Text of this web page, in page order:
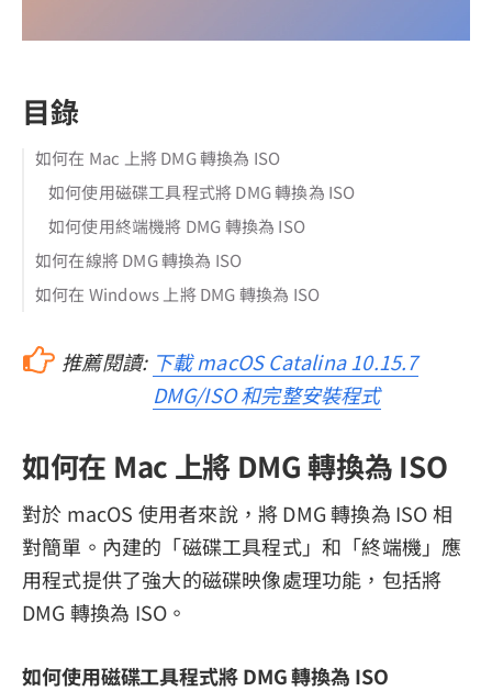
目錄
如何在 Mac 上將 DMG 轉換為 ISO
如何使用磁碟工具程式將 DMG 轉換為 ISO
如何使用終端機將 DMG 轉換為 ISO
如何在線將 DMG 轉換為 ISO
如何在 Windows 上將 DMG 轉換為 ISO
推薦閱讀: 下載 macOS Catalina 10.15.7
DMG/ISO 和完整安裝程式
如何在 Mac 上將 DMG 轉換為 ISO
對於 macOS 使用者來說，將 DMG 轉換為 ISO 相
對簡單。內建的「磁碟工具程式」和「終端機」應
用程式提供了強大的磁碟映像處理功能，包括將
DMG 轉換為 ISO。
如何使用磁碟工具程式將 DMG 轉換為 ISO